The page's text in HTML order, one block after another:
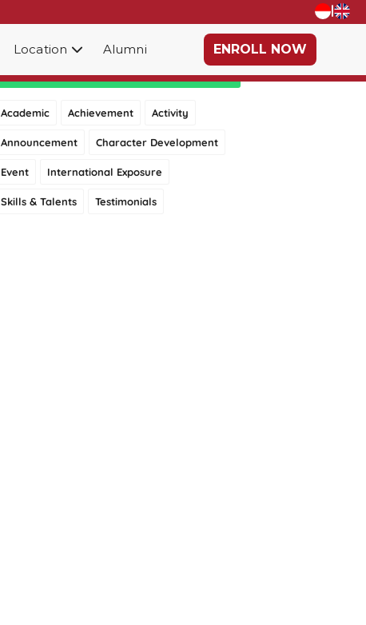
|
Location Alumni ENROLL NOW
Category
Academic Achievement Activity
Announcement Character Development
Event International Exposure
Skills & Talents Testimonials